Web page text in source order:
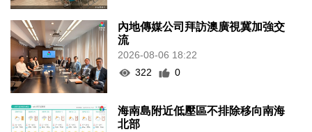
內地傳媒公司拜訪澳廣視冀加強交
流
2026-08-06 18:22
322
0
海南島附近低壓區不排除移向南海
北部